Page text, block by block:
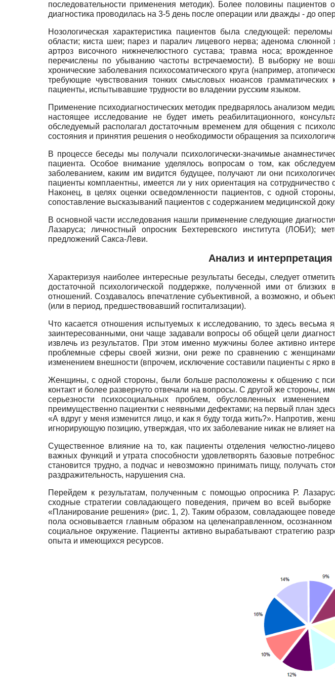
последовательности применения методик). Более половины
диагностика проводилась на 3-5 день после операции или дважды - до
Нозологическая характеристика пациентов была следующей:
области; киста шеи; парез и паралич лицевого нерва; аденома
артроз височного нижнечелюстного сустава; травма носа;
перечислены по убыванию частоты встречаемости). В выборку не
хронические заболевания психосоматического круга (например,
требующие чувствования тонких смысловых нюансов
пациенты, испытывавшие трудности во владении русским языком.
Применение психодиагностических методик предварялось анализом
настоящее исследование не будет иметь реабилитационного,
обследуемый располагал достаточным временем для общения с
состояния и принятия решения о необходимости обращения за
В процессе беседы мы получали психологически-значимые
пациента. Особое внимание уделялось вопросам о том, как
заболеванием, каким им видится будущее, получают ли они
пациенты комплаентны, имеется ли у них ориентация на
Наконец, в целях оценки осведомленности пациентов, с одной
сопоставление высказываний пациентов с содержанием медицинской
В основной части исследования нашли применение следующие
Лазаруса; личностный опросник Бехтеревского института (ЛОБИ);
предложений Сакса-Леви.
Анализ и
Характеризуя наиболее интересные результаты беседы, следует
достаточной психологической поддержке, полученной ими от
отношений. Создавалось впечатление субъективной, а возможно, и
(или в период, предшествовавший госпитализации).
Что касается отношения испытуемых к исследованию, то здесь
заинтересованными, они чаще задавали вопросы об общей цели
извлечь из результатов. При этом именно мужчины более активно
проблемные сферы своей жизни, они реже по сравнению с женщинами
изменением внешности (впрочем, исключение составили пациенты с
Женщины, с одной стороны, были больше расположены к общению с
контакт и более развернуто отвечали на вопросы. С другой же стороны,
серьезности психосоциальных проблем, обусловленных
преимущественно пациентки с неявными дефектами; на первый план
«А вдруг у меня изменится лицо, и как я буду тогда жить?». Напротив,
игнорирующую позицию, утверждая, что их заболевание никак не влияет
Существенное влияние на то, как пациенты отделения челюстно-
важных функций и утрата способности удовлетворять базовые
становится трудно, а подчас и невозможно принимать пищу, получать
раздражительность, нарушения сна.
Перейдем к результатам, полученным с помощью опросника Р.
сходные стратегии совладающего поведения, причем во всей
«Планирование решения» (рис. 1, 2). Таким образом, совладающее
пола основывается главным образом на целенаправленном,
социальное окружение. Пациенты активно вырабатывают стратегию
опыта и имеющихся ресурсов.